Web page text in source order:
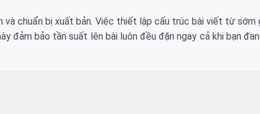
và chuẩn bị xuất bản. Việc thiết lập cấu trúc bài viết từ sớm
đảm bảo tần suất lên bài luôn đều đặn ngay cả khi bạn